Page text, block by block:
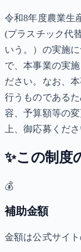
令和8年度農業生
(プラスチック代
いう。）の実施
で、本事業の実
ださい。なお、
行うものである
容、予算額等の
上、御応募くださ
✨この制度
💰
補助金額
金額は公式サイ